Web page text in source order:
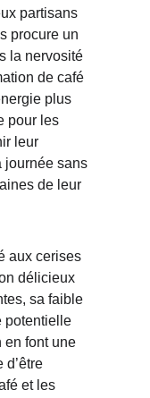
partisans
procure un
la nervosité
de café
plus
pour les
leur
journée sans
de leur
aux cerises
délicieux
sa faible
potentielle
en font une
d’être
et les